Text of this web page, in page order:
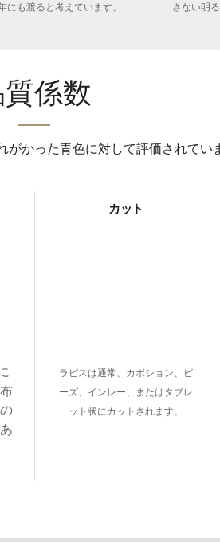
にも渡ると考えています。
さない明
係数
かった青色に対して評価されてい
カット
ラピスは通常、カボション、ビ
ーズ、インレー、またはタブレ
ット状にカットされます。